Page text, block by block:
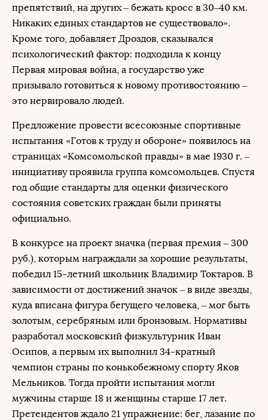
препятствий, на других – бежать кросс в 30–40 км.
Никаких единых стандартов не существовало».
Кроме того, добавляет Дроздов, сказывался
психологический фактор: подходила к концу
Первая мировая война, а государство уже
призывало готовиться к новому противостоянию –
это нервировало людей.
Предложение провести всесоюзные спортивные
испытания «Готов к труду и обороне» появилось на
страницах «Комсомольской правды» в мае 1930 г. –
инициативу проявила группа комсомольцев. Спустя
год общие стандарты для оценки физического
состояния советских граждан были приняты
официально.
В конкурсе на проект значка (первая премия – 300
руб.), которым награждали за хорошие результаты,
победил 15-летний школьник Владимир Токтаров. В
зависимости от достижений значок – в виде звезды,
куда вписана фигура бегущего человека, – мог быть
золотым, серебряным или бронзовым. Нормативы
разработал московский физкультурник Иван
Осипов, а первым их выполнил 34-кратный
чемпион страны по конькобежному спорту Яков
Мельников. Тогда пройти испытания могли
мужчины старше 18 и женщины старше 17 лет.
Претендентов ждало 21 упражнение: бег, лазание по